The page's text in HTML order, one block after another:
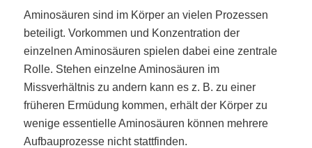
Aminosäuren sind im Körper an vielen Prozessen
beteiligt. Vorkommen und Konzentration der
einzelnen Aminosäuren spielen dabei eine zentrale
Rolle. Stehen einzelne Aminosäuren im
Missverhältnis zu andern kann es z. B. zu einer
früheren Ermüdung kommen, erhält der Körper zu
wenige essentielle Aminosäuren können mehrere
Aufbauprozesse nicht stattfinden.